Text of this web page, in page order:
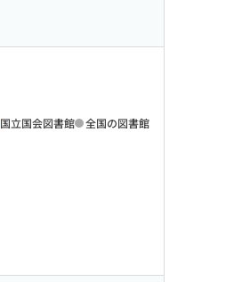
国立国会図書館 全国の図書館